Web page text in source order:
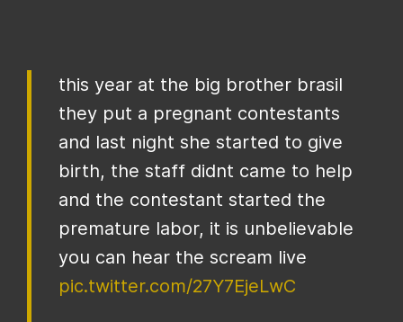
this year at the big brother brasil
they put a pregnant contestants
and last night she started to give
birth, the staff didnt came to help
and the contestant started the
premature labor, it is unbelievable
you can hear the scream live
pic.twitter.com/27Y7EjeLwC